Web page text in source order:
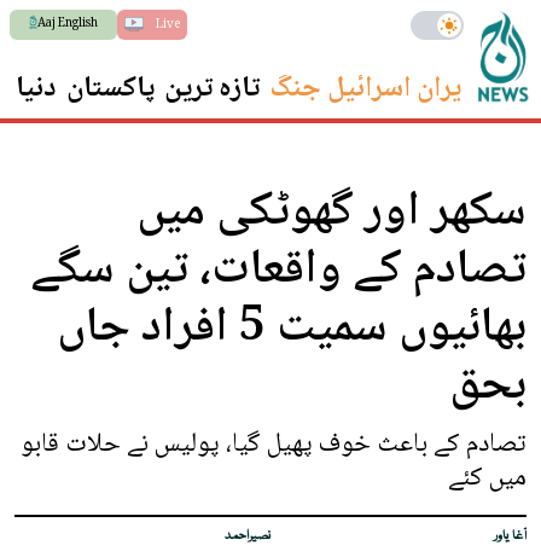
Live
Aaj English
ایران اسرائیل جنگ تازہ ترین پاکستان دنیا
سکھر اور گھوٹکی میں
تصادم کے واقعات، تین سگے
بھائیوں سمیت 5 افراد جاں
بحق
تصادم کے باعث خوف پھیل گیا، پولیس نے حلات قابو
میں کئے
آغا یاور نصیراحمد